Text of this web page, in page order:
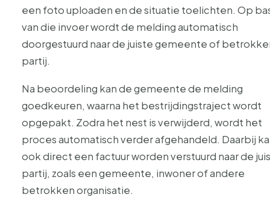
een foto uploaden en de situatie toelichten. Op
van die invoer wordt de melding automatisch
doorgestuurd naar de juiste gemeente of
partij.
Na beoordeling kan de gemeente de melding
goedkeuren, waarna het bestrijdingstraject wordt
opgepakt. Zodra het nest is verwijderd, wordt het
proces automatisch verder afgehandeld. Daarbij
ook direct een factuur worden verstuurd naar de
partij, zoals een gemeente, inwoner of andere
betrokken organisatie.